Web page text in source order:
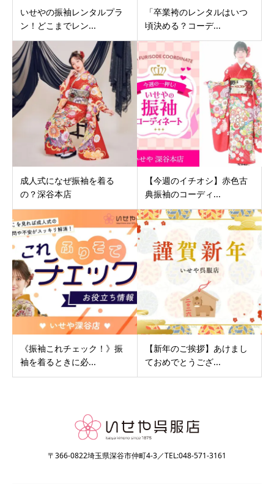
いせやの振袖レンタルプラ
ン！どこまでレン...
「卒業袴のレンタルはいつ
頃決める？コーデ...
成人式になぜ振袖を着る
の？深谷本店
【今週のイチオシ】赤色古
典振袖のコーディ...
《振袖これチェック！》振
袖を着るときに必...
【新年のご挨拶】あけまし
ておめでとうござ...
〒366-0822埼玉県深谷市仲町4-3／TEL:048-571-3161